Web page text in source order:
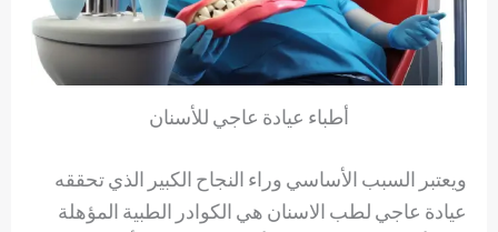
أطباء عيادة عاجي للأسنان
ويعتبر السبب الأساسي وراء النجاح الكبير الذي تحققه
عيادة عاجي لطب الاسنان هي الكوادر الطبية المؤهلة